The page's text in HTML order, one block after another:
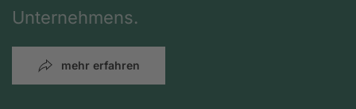
Unternehmens.
mehr erfahren